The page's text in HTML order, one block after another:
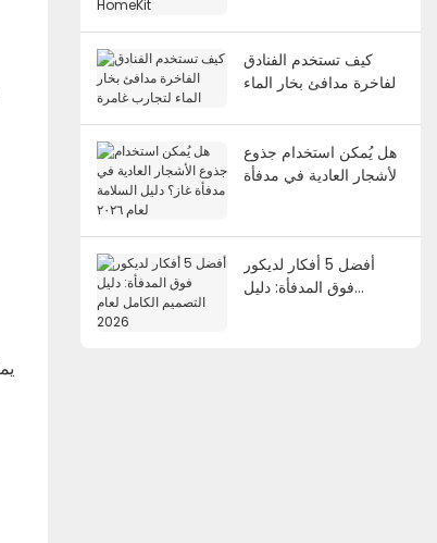
كيف تستخدم الفنادق
الفاخرة مدافئ بخار الماء
هل يُمكن استخدام جذوع
الأشجار العادية في مدفأة
أفضل 5 أفكار لديكور
فوق المدفأة: دليل